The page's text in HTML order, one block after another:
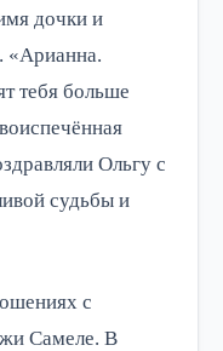
дочки и
«Арианна.
тебя больше
Ольгу с
судьбы и
с
Самеле. В